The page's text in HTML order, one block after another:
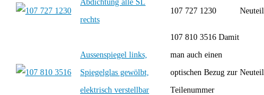
Abdichtung alle SL
rechts
107 727 1230
Aussenspiegel links,
Spiegelglas gewölbt,
elektrisch verstellbar
107 810 3516 Damit
man auch einen
optischen Bezug zur
Teilenummer